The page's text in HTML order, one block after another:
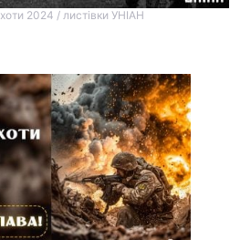
2024 / листівки УНІАН